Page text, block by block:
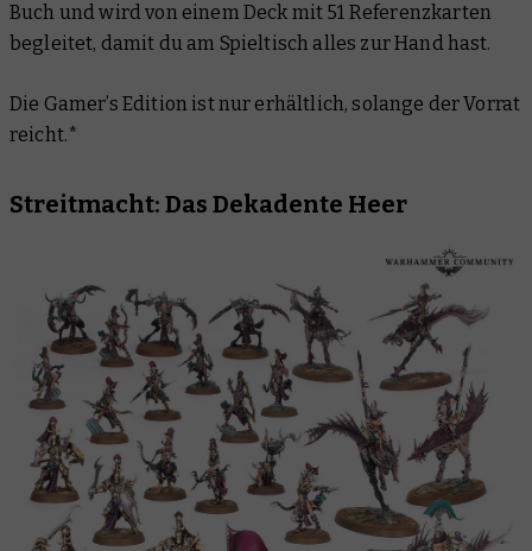
Buch und wird von einem Deck mit 51 Referenzkarten
begleitet, damit du am Spieltisch alles zur Hand hast.
Die Gamer’s Edition ist nur erhältlich, solange der Vorrat
reicht.*
Streitmacht: Das Dekadente Heer